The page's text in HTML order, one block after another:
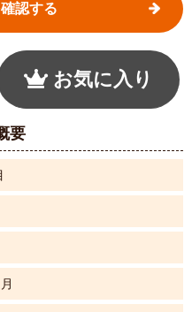
】
認する
お気に入り
要